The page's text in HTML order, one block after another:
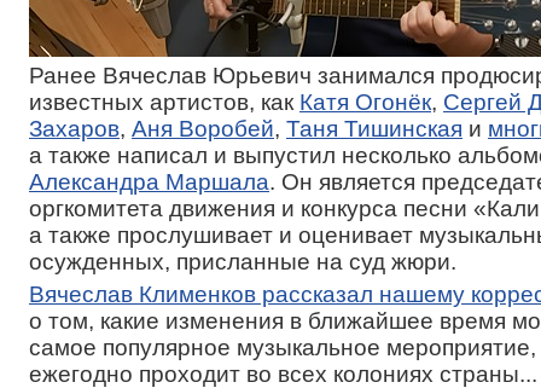
Ранее Вячеслав Юрьевич занимался
известных артистов, как Катя Огонёк, Сергей
Захаров, Аня Воробей, Таня Тишинская и
а также написал и выпустил несколько
Александра Маршала. Он является
оргкомитета движения и конкурса песни
а также прослушивает и оценивает
осужденных, присланные на суд жюри.
Вячеслав Клименков рассказал нашему
о том, какие изменения в ближайшее время
самое популярное музыкальное мероприятие,
ежегодно проходит во всех колониях страны...